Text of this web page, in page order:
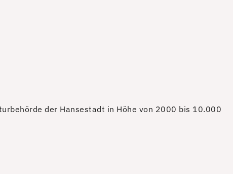
der Hansestadt in Höhe von 2000 bis 10.000